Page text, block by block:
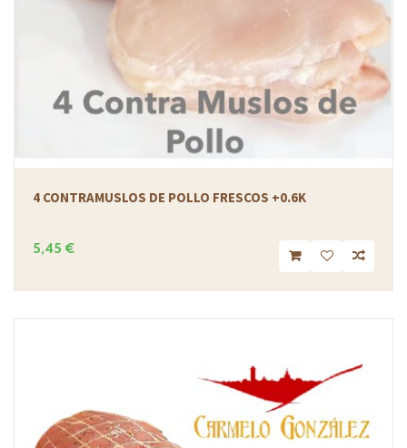
4 CONTRAMUSLOS DE POLLO FRESCOS +0.6K
5,45 €